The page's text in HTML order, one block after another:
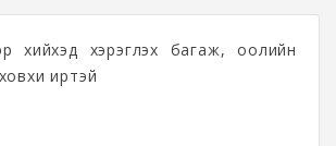
хийхэд хэрэглэх багаж, оолийн
иртэй